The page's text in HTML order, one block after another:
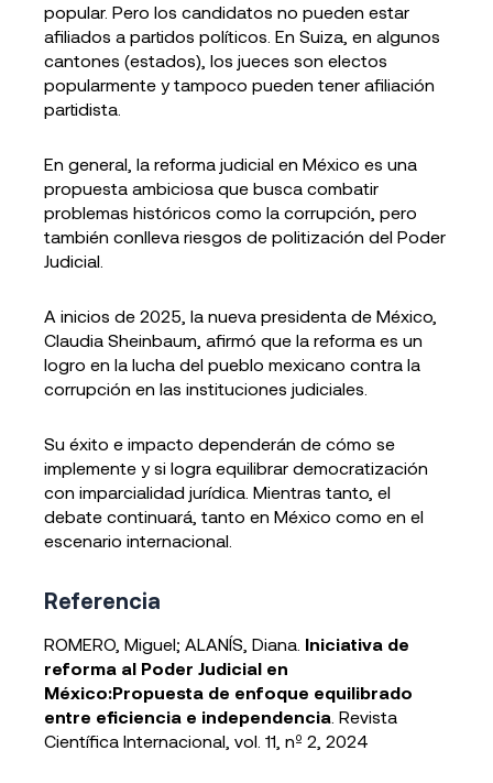
popular. Pero los candidatos no pueden estar
afiliados a partidos políticos. En Suiza, en algunos
cantones (estados), los jueces son electos
popularmente y tampoco pueden tener afiliación
partidista.
En general, la reforma judicial en México es una
propuesta ambiciosa que busca combatir
problemas históricos como la corrupción, pero
también conlleva riesgos de politización del Poder
Judicial.
A inicios de 2025, la nueva presidenta de México,
Claudia Sheinbaum, afirmó que la reforma es un
logro en la lucha del pueblo mexicano contra la
corrupción en las instituciones judiciales.
Su éxito e impacto dependerán de cómo se
implemente y si logra equilibrar democratización
con imparcialidad jurídica. Mientras tanto, el
debate continuará, tanto en México como en el
escenario internacional.
Referencia
ROMERO, Miguel; ALANÍS, Diana. Iniciativa de
reforma al Poder Judicial en
México:Propuesta de enfoque equilibrado
entre eficiencia e independencia . Revista
Científica Internacional, vol. 11, nº 2, 2024